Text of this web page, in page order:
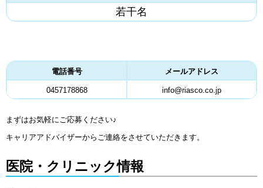
若干名
電話番号 メールアドレス
0457178868 info@riasco.co.jp
まずはお気軽にご応募ください♪
キャリアアドバイザーからご連絡をさせていただきます。
医院・クリニック情報